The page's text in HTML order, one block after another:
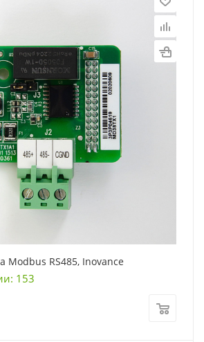
Modbus RS485, Inovance
153